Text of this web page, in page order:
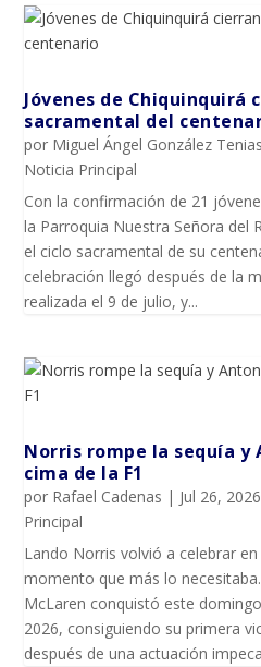
Jóvenes de Chiquinquirá
sacramental del
por Miguel Ángel González Tenias
Noticia Principal
Con la confirmación de 21
la Parroquia Nuestra Señora del
el ciclo sacramental de su
celebración llegó después de la
realizada el 9 de julio, y...
Norris rompe la sequía y
cima de la F1
por Rafael Cadenas | Jul 26, 2026
Principal
Lando Norris volvió a celebrar
momento que más lo
McLaren conquistó este
2026, consiguiendo su primera
después de una actuación